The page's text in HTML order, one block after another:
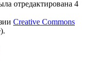
отредактирована 4
Creative Commons